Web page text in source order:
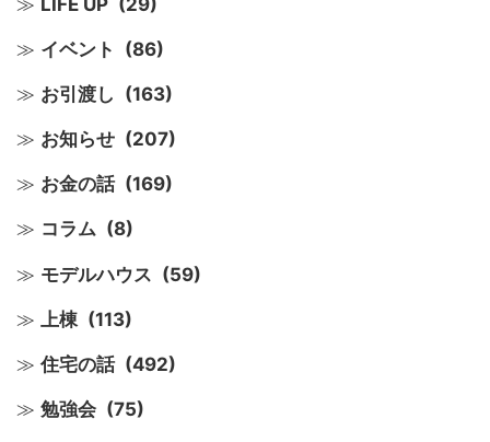
イベント (86)
お引渡し (163)
お知らせ (207)
お金の話 (169)
コラム (8)
モデルハウス (59)
上棟 (113)
住宅の話 (492)
勉強会 (75)